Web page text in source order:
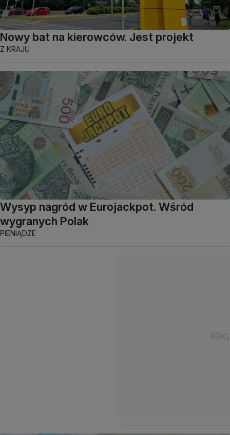
Nowy bat na kierowców. Jest projekt
Z KRAJU
Wysyp nagród w Eurojackpot. Wśród
wygranych Polak
PIENIĄDZE